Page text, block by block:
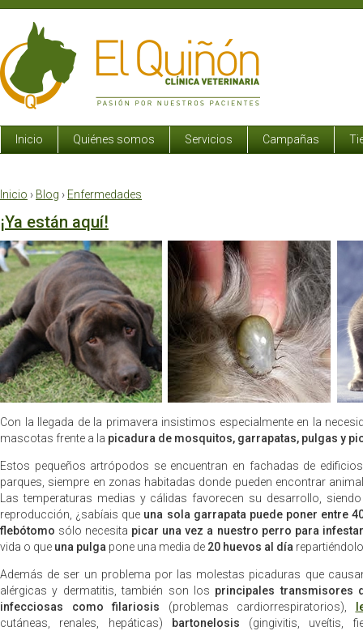
Inicio Quiénes somos Servicios Campañas
Inicio › Blog › Enfermedades
¡Ya están aquí!
Con la llegada de la primavera insistimos especialmente en la
mascotas frente a la picadura de mosquitos, garrapatas, pulgas y
Estos pequeños artrópodos se encuentran en fachadas de
parques, siempre en zonas habitadas donde pueden encontrar
Las temperaturas medias y cálidas favorecen su desarrollo,
reproducción, ¿sabíais que una sola garrapata puede poner entre
flebótomo sólo necesita picar una vez a nuestro perro para
vida o que una pulga pone una media de 20 huevos al día
Además de ser un problema por las molestas picaduras que
alérgicas y dermatitis, también son los principales transmisores
infecciosas como filariosis (problemas cardiorrespiratorios),
cutáneas, renales, hepáticas)
bartonelosis (gingivitis, uveítis,